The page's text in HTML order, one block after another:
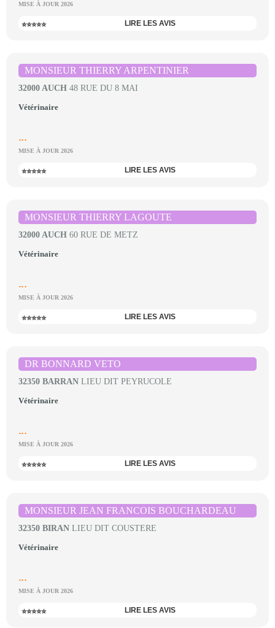
MISE À JOUR 2026
⭐⭐⭐⭐⭐ LIRE LES AVIS
MONSIEUR THIERRY ARPENTINIER
32000 AUCH 48 RUE DU 8 MAI
Vétérinaire
...
MISE À JOUR 2026
⭐⭐⭐⭐⭐ LIRE LES AVIS
MONSIEUR THIERRY LAGOUTE
32000 AUCH 60 RUE DE METZ
Vétérinaire
...
MISE À JOUR 2026
⭐⭐⭐⭐⭐ LIRE LES AVIS
DR BONNARD VETO
32350 BARRAN LIEU DIT PEYRUCOLE
Vétérinaire
...
MISE À JOUR 2026
⭐⭐⭐⭐⭐ LIRE LES AVIS
MONSIEUR JEAN FRANCOIS BOUCHARDEAU
32350 BIRAN LIEU DIT COUSTERE
Vétérinaire
...
MISE À JOUR 2026
⭐⭐⭐⭐⭐ LIRE LES AVIS